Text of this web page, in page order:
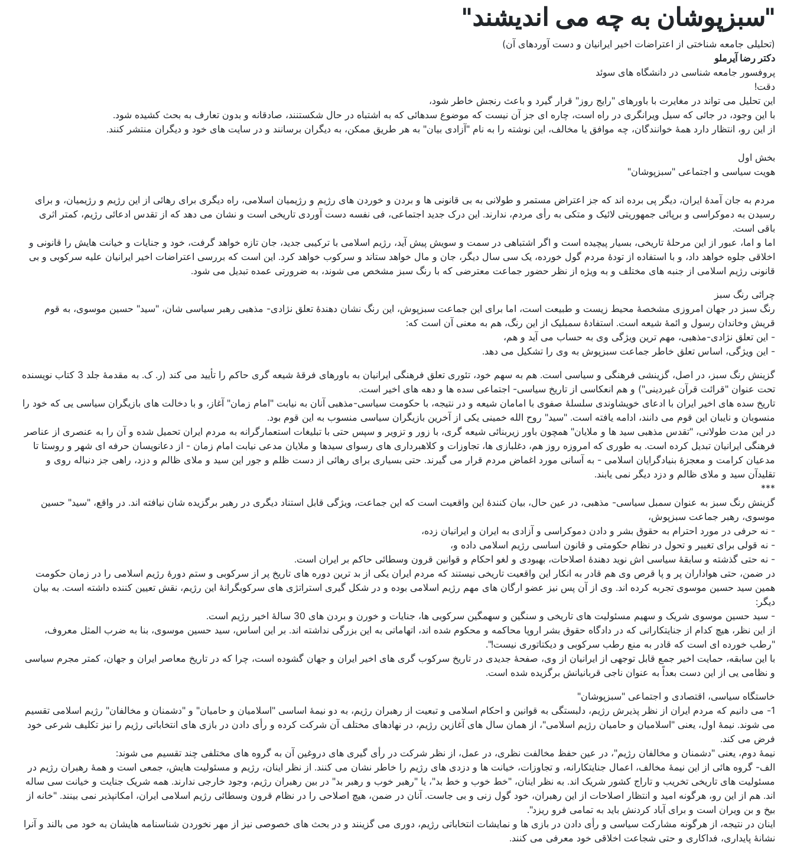
"سبزپوشان به چه می اندیشند"
(تحلیلی جامعه شناختی از اعتراضات اخیر ایرانیان و دست آوردهای آن)
دکتر رضا آیرملو
پروفسور جامعه شناسی در دانشگاه های سوئد
دقت!
این تحلیل می تواند در مغایرت با باورهای "رایج روز" قرار گیرد و باعث رنجش خاطر شود،
با این وجود، در جائی که سیل ویرانگری در راه است، چاره ای جز آن نیست که موضوع سدهائی که به اشتباه در حال شکستنند، صادقانه و بدون تعارف به بحث کشیده شود.
از این رو، انتظار دارد همۀ خوانندگان، چه موافق یا مخالف، این نوشته را به نام "آزادی بیان" به هر طریق ممکن، به دیگران برسانند و در سایت های خود و دیگران منتشر کنند.
بخش اول
هویت سیاسی و اجتماعی "سبزپوشان"
مردم به جان آمدۀ ایران، دیگر پی برده اند که جز اعتراض مستمر و طولانی به بی قانونی ها و بردن و خوردن های رژیم و رژیمیان اسلامی، راه دیگری برای رهائی از این رژیم و رژیمیان، و برای
رسیدن به دموکراسی و برپائی جمهوریتی لائیک و متکی به رأی مردم، ندارند. این درک جدید اجتماعی، فی نفسه دست آوردی تاریخی است و نشان می دهد که از تقدس ادعائی رژیم، کمتر اثری
باقی است.
اما و اما، عبور از این مرحلۀ تاریخی، بسیار پیچیده است و اگر اشتباهی در سمت و سویش پیش آید، رژیم اسلامی با ترکیبی جدید، جان تازه خواهد گرفت، خود و جنایات و خیانت هایش را قانونی و
اخلاقی جلوه خواهد داد، و با استفاده از تودۀ مردم گول خورده، یک سی سال دیگر، جان و مال خواهد ستاند و سرکوب خواهد کرد. این است که بررسی اعتراضات اخیر ایرانیان علیه سرکوبی و بی
قانونی رژیم اسلامی از جنبه های مختلف و به ویژه از نظر حضور جماعت معترضی که با رنگ سبز مشخص می شوند، به ضرورتی عمده تبدیل می شود.
چرائی رنگ سبز
رنگ سبز در جهان امروزی مشخصۀ محیط زیست و طبیعت است، اما برای این جماعت سبزپوش، این رنگ نشان دهندۀ تعلق نژادی- مذهبی رهبر سیاسی شان، "سید" حسین موسوی، به قوم
قریش وخاندان رسول و ائمۀ شیعه است. استفادۀ سمبلیک از این رنگ، هم به معنی آن است که:
- این تعلق نژادی-مذهبی، مهم ترین ویژگی وی به حساب می آید و هم،
- این ویژگی، اساس تعلق خاطر جماعت سبزپوش به وی را تشکیل می دهد.
گزینش رنگ سبز، در اصل، گزینشی فرهنگی و سیاسی است. هم به سهم خود، تئوری تعلق فرهنگی ایرانیان به باورهای فرقۀ شیعه گری حاکم را تأیید می کند (ر. ک. به مقدمۀ جلد 3 کتاب نویسنده
تحت عنوان "قرائت قرآن غیردینی") و هم انعکاسی از تاریخ سیاسی- اجتماعی سده ها و دهه های اخیر است.
تاریخ سده های اخیر ایران با ادعای خویشاوندی سلسلۀ صفوی با امامان شیعه و در نتیجه، با حکومت سیاسی-مذهبی آنان به نیابت "امام زمان" آغاز، و با دخالت های بازیگران سیاسی یی که خود را
منسوبان و نایبان این قوم می دانند، ادامه یافته است. "سید" روح الله خمینی یکی از آخرین بازیگران سیاسی منسوب به این قوم بود.
در این مدت طولانی، "تقدس مذهبی سید ها و ملایان" همچون باور زیربنائی شیعه گری، با زور و تزویر و سپس حتی با تبلیغات استعمارگرانه به مردم ایران تحمیل شده و آن را به عنصری از عناصر
فرهنگی ایرانیان تبدیل کرده است. به طوری که امروزه روز هم، دغلبازی ها، تجاوزات و کلاهبرداری های رسوای سیدها و ملایان مدعی نیابت امام زمان - از دعانویسان حرفه ای شهر و روستا تا
مدعیان کرامت و معجزۀ بنیادگرایان اسلامی - به آسانی مورد اغماض مردم قرار می گیرند. حتی بسیاری برای رهائی از دست ظلم و جور این سید و ملای ظالم و دزد، راهی جز دنباله روی و
تقلیدآن سید و ملای ظالم و دزد دیگر نمی یابند.
***
گزینش رنگ سبز به عنوان سمبل سیاسی- مذهبی، در عین حال، بیان کنندۀ این واقعیت است که این جماعت، ویژگی قابل استناد دیگری در رهبر برگزیده شان نیافته اند. در واقع، "سید" حسین
موسوی، رهبر جماعت سبزپوش،
- نه حرفی در مورد احترام به حقوق بشر و دادن دموکراسی و آزادی به ایران و ایرانیان زده،
- نه قولی برای تغییر و تحول در نظام حکومتی و قانون اساسی رژیم اسلامی داده و،
- نه حتی گذشته و سابقۀ سیاسی اش نوید دهندۀ اصلاحات، بهبودی و لغو احکام و قوانین قرون وسطائی حاکم بر ایران است.
در ضمن، حتی هواداران پر و پا قرص وی هم قادر به انکار این واقعیت تاریخی نیستند که مردم ایران یکی از بد ترین دوره های تاریخ پر از سرکوبی و ستم دورۀ رژیم اسلامی را در زمان حکومت
همین سید حسین موسوی تجربه کرده اند. وی از آن پس نیز عضو ارگان های مهم رژیم اسلامی بوده و در شکل گیری استراتژی های سرکوبگرانۀ این رژیم، نقش تعیین کننده داشته است. به بیان
دیگر:
- سید حسین موسوی شریک و سهیم مسئولیت های تاریخی و سنگین و سهمگین سرکوبی ها، جنایات و خورن و بردن های 30 سالۀ اخیر رژیم است.
از این نظر، هیچ کدام از جنایتکارانی که در دادگاه حقوق بشر اروپا محاکمه و محکوم شده اند، اتهاماتی به این بزرگی نداشته اند. بر این اساس، سید حسین موسوی، بنا به ضرب المثل معروف،
"رطب خورده ای است که قادر به منع رطب سرکوبی و دیکتاتوری نیست!".
با این سابقه، حمایت اخیر جمع قابل توجهی از ایرانیان از وی، صفحۀ جدیدی در تاریخ سرکوب گری های اخیر ایران و جهان گشوده است، چرا که در تاریخ معاصر ایران و جهان، کمتر مجرم سیاسی
و نظامی یی از این دست بعداً به عنوان ناجی قربانیانش برگزیده شده است.
خاستگاه سیاسی، اقتصادی و اجتماعی "سبزپوشان"
1- می دانیم که مردم ایران از نظر پذیرش رژیم، دلبستگی به قوانین و احکام اسلامی و تبعیت از رهبران رژیم، به دو نیمۀ اساسی "اسلامیان و حامیان" و "دشمنان و مخالفان" رژیم اسلامی تقسیم
می شوند. نیمۀ اول، یعنی "اسلامیان و حامیان رژیم اسلامی"، از همان سال های آغازین رژیم، در نهادهای مختلف آن شرکت کرده و رأی دادن در بازی های انتخاباتی رژیم را نیز تکلیف شرعی خود
فرض می کند.
نیمۀ دوم، یعنی "دشمنان و مخالفان رژیم"، در عین حفظ مخالفت نظری، در عمل، از نظر شرکت در رأی گیری های دروغین آن به گروه های مختلفی چند تقسیم می شوند:
الف- گروه هائی از این نیمۀ مخالف، اعمال جنایتکارانه، و تجاوزات، خیانت ها و دزدی های رژیم را خاطر نشان می کنند. از نظر اینان، رژیم و مسئولیت هایش، جمعی است و همۀ رهبران رژیم در
مسئولیت های تاریخی تخریب و تاراج کشور شریک اند. به نظر اینان، "خط خوب و خط بد"، یا "رهبر خوب و رهبر بد" در بین رهبران رژیم، وجود خارجی ندارند. همه شریک جنایت و خیانت سی ساله
اند. هم از این رو، هرگونه امید و انتظار اصلاحات از این رهبران، خود گول زنی و بی جاست. آنان در ضمن، هیچ اصلاحی را در نظام قرون وسطائی رژیم اسلامی ایران، امکانپذیر نمی بینند. "خانه از
بیخ و بن ویران است و برای آباد کردنش باید به تمامی فرو ریزد".
اینان در نتیجه، از هرگونه مشارکت سیاسی و رأی دادن در بازی ها و نمایشات انتخاباتی رژیم، دوری می گزینند و در بحث های خصوصی نیز از مهر نخوردن شناسنامه هایشان به خود می بالند و آنرا
نشانۀ پایداری، فداکاری و حتی شجاعت اخلاقی خود معرفی می کنند.